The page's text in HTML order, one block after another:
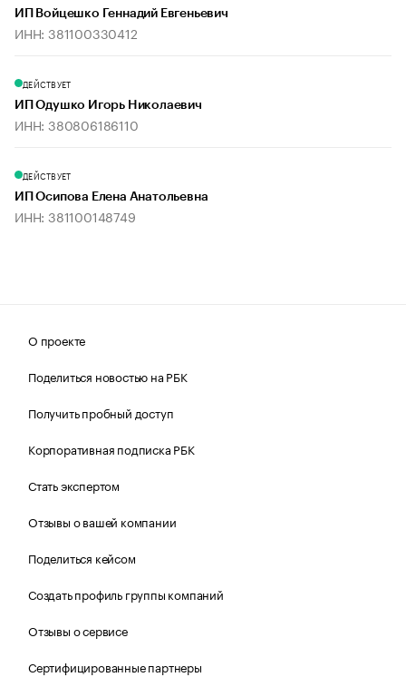
ИП Войцешко Геннадий Евгеньевич
ИНН: 381100330412
ДЕЙСТВУЕТ
ИП Одушко Игорь Николаевич
ИНН: 380806186110
ДЕЙСТВУЕТ
ИП Осипова Елена Анатольевна
ИНН: 381100148749
О проекте
Поделиться новостью на РБК
Получить пробный доступ
Корпоративная подписка РБК
Стать экспертом
Отзывы о вашей компании
Поделиться кейсом
Создать профиль группы компаний
Отзывы о сервисе
Сертифицированные партнеры